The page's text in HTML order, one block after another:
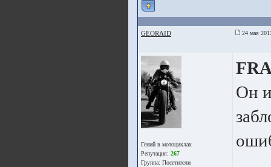
GEORAID 24 мая
Гений в мотоциклах
Репутация: 267
Группа: Посетители
Он и